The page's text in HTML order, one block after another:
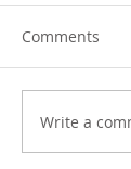
Comments
Write a